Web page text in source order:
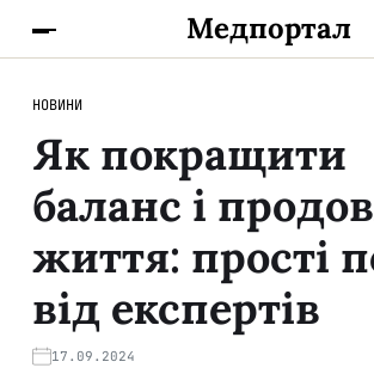
Медпортал
НОВИНИ
Як покращити
баланс і
життя: прості
від експертів
17.09.2024